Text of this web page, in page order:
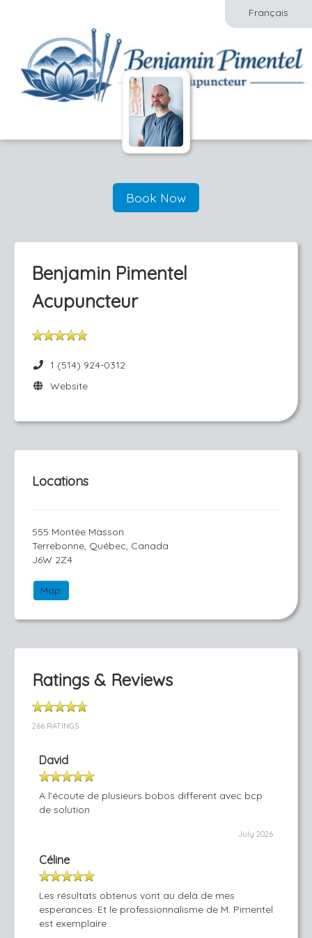
Français
Book Now
Benjamin Pimentel
Acupuncteur
1 (514) 924-0312
Website
Locations
555 Montée Masson
Terrebonne, Québec, Canada
J6W 2Z4
Map
Ratings & Reviews
266 RATINGS
David
A l’écoute de plusieurs bobos different avec bcp
de solution
July 2026
Céline
Les résultats obtenus vont au delà de mes
esperances. Et le professionnalisme de M. Pimentel
est exemplaire .